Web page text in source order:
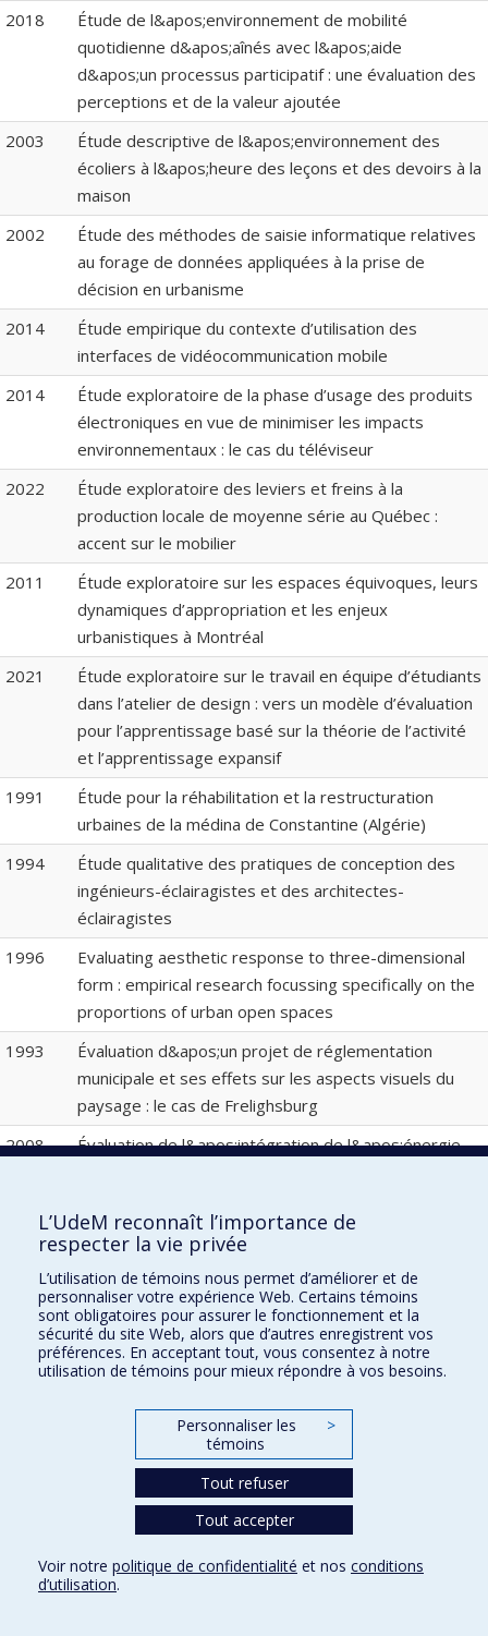
2018
Étude de l&apos;environnement de mobilité
quotidienne d&apos;aînés avec l&apos;aide
d&apos;un processus participatif : une évaluation des
perceptions et de la valeur ajoutée
2003
Étude descriptive de l&apos;environnement des
écoliers à l&apos;heure des leçons et des devoirs à la
maison
2002
Étude des méthodes de saisie informatique relatives
au forage de données appliquées à la prise de
décision en urbanisme
2014
Étude empirique du contexte d’utilisation des
interfaces de vidéocommunication mobile
2014
Étude exploratoire de la phase d’usage des produits
électroniques en vue de minimiser les impacts
environnementaux : le cas du téléviseur
2022
Étude exploratoire des leviers et freins à la
production locale de moyenne série au Québec :
accent sur le mobilier
2011
Étude exploratoire sur les espaces équivoques, leurs
dynamiques d’appropriation et les enjeux
urbanistiques à Montréal
2021
Étude exploratoire sur le travail en équipe d’étudiants
dans l’atelier de design : vers un modèle d’évaluation
pour l’apprentissage basé sur la théorie de l’activité
et l’apprentissage expansif
1991
Étude pour la réhabilitation et la restructuration
urbaines de la médina de Constantine (Algérie)
1994
Étude qualitative des pratiques de conception des
ingénieurs-éclairagistes et des architectes-
éclairagistes
1996
Evaluating aesthetic response to three-dimensional
form : empirical research focussing specifically on the
proportions of urban open spaces
1993
Évaluation d&apos;un projet de réglementation
municipale et ses effets sur les aspects visuels du
paysage : le cas de Frelighsburg
2008
Évaluation de l&apos;intégration de l&apos;énergie
2018
Évaluation de la vulnérabilité des infrastructures
Yaoundé : s’appuyer sur l’expérience de Montréal
pour proposer une méthodologie adaptée aux
métropoles de l’Afrique subsaharienne
Évaluation de l’intégration &quot;forme urbaine –
transports durables&quot; dans les trois grandes
régions métropolitaines canadiennes : nouvelle
approche exploratoire
Évaluation des systèmes symboliques des
symptômes biomédicaux pour la création d’une
interface graphique pluriculturelle de l’échelle de
triage canadien
L’UdeM reconnaît l’importance de
respecter la vie privée
L’utilisation de témoins nous permet d’améliorer et de
personnaliser votre expérience Web. Certains témoins
sont obligatoires pour assurer le fonctionnement et la
sécurité du site Web, alors que d’autres enregistrent vos
préférences. En acceptant tout, vous consentez à notre
utilisation de témoins pour mieux répondre à vos besoins.
Personnaliser les
témoins
>
Tout refuser
Tout accepter
Voir notre politique de confidentialité et nos conditions
d’utilisation.